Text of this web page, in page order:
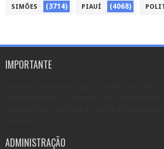
SIMÕES (3714) PIAUÍ (4068)
IMPORTANTE
ADMINISTRAÇÃO